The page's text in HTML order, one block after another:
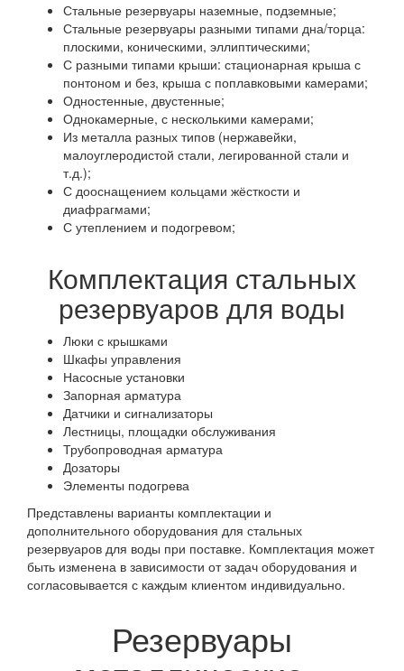
Стальные резервуары наземные, подземные;
Стальные резервуары разными типами дна/торца:
плоскими, коническими, эллиптическими;
С разными типами крыши: стационарная крыша с
понтоном и без, крыша с поплавковыми камерами;
Одностенные, двустенные;
Однокамерные, с несколькими камерами;
Из металла разных типов (нержавейки,
малоуглеродистой стали, легированной стали и
т.д.);
С дооснащением кольцами жёсткости и
диафрагмами;
С утеплением и подогревом;
Комплектация стальных
резервуаров для воды
Люки с крышками
Шкафы управления
Насосные установки
Запорная арматура
Датчики и сигнализаторы
Лестницы, площадки обслуживания
Трубопроводная арматура
Дозаторы
Элементы подогрева
Представлены варианты комплектации и
дополнительного оборудования для стальных
резервуаров для воды при поставке. Комплектация может
быть изменена в зависимости от задач оборудования и
согласовывается с каждым клиентом индивидуально.
Резервуары